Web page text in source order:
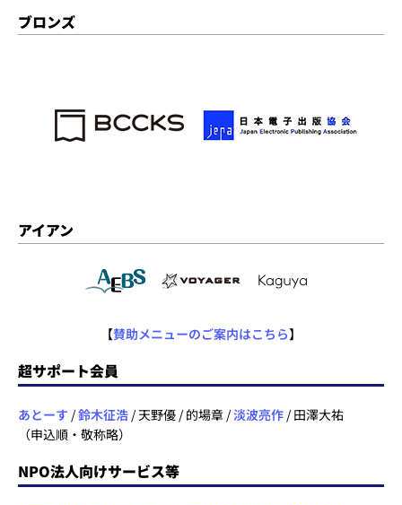
ブロンズ
アイアン
【賛助メニューのご案内はこちら】
超サポート会員
あとーす /鈴木征浩 / 天野優 / 的場章 /淡波亮作 / 田澤大祐
（申込順・敬称略）
NPO法人向けサービス等